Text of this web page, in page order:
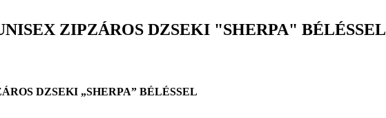
ZIPZÁROS DZSEKI "SHERPA" BÉLÉSSEL
DZSEKI „SHERPA” BÉLÉSSEL